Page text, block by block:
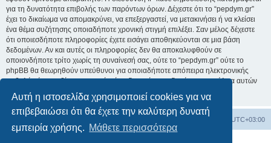
Αυτή η ιστοσελίδα χρησιμοποιεί cookies για να
επιβεβαιώσει ότι θα έχετε την καλύτερη δυνατή
εμπειρία χρήσης. Μάθετε περισσότερα
για τη δυνατότητα επιβολής των παρόντων όρων. Δέχεστε ότι το “pepdym.gr”
έχει το δικαίωμα να απομακρύνει, να επεξεργαστεί, να μετακινήσει ή να κλείσει
ένα θέμα συζήτησης οποιαδήποτε χρονική στιγμή επιλέξει. Σαν μέλος δέχεστε
ότι οποιεσδήποτε πληροφορίες έχετε εισάγει αποθηκεύονται σε μια βάση
δεδομένων. Αν και αυτές οι πληροφορίες δεν θα αποκαλυφθούν σε
οποιονδήποτε τρίτο χωρίς τη συναίνεσή σας, ούτε το “pepdym.gr” ούτε το
phpBB θα θεωρηθούν υπεύθυνοι για οποιαδήποτε απόπειρα ηλεκτρονικής
εισβολής ή παραβίασης η οποία είναι δυνατόν να οδηγήσει σε απώλεια αυτών
των δεδομένων.
UTC+03:00